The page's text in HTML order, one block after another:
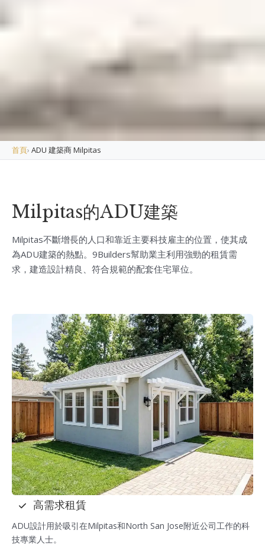
首頁› ADU 建築商 Milpitas
Milpitas的ADU建築
Milpitas不斷增長的人口和靠近主要科技雇主的位置，使其成
為ADU建築的熱點。9Builders幫助業主利用強勁的租賃需
求，建造設計精良、符合規範的配套住宅單位。
高需求租賃
ADU設計用於吸引在Milpitas和North San Jose附近公司工作的科
技專業人士。